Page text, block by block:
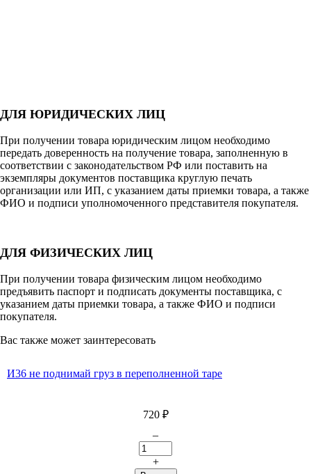
ДЛЯ ЮРИДИЧЕСКИХ ЛИЦ
При получении товара юридическим лицом необходимо
передать доверенность на получение товара, заполненную в
соответствии с законодательством РФ или поставить на
экземпляры документов поставщика круглую печать
организации или ИП, с указанием даты приемки товара, а также
ФИО и подписи уполномоченного представителя покупателя.
ДЛЯ ФИЗИЧЕСКИХ ЛИЦ
При получении товара физическим лицом необходимо
предъявить паспорт и подписать документы поставщика, с
указанием даты приемки товара, а также ФИО и подписи
покупателя.
Вас также может заинтересовать
И36 не поднимай груз в переполненной таре
720 ₽
–
+